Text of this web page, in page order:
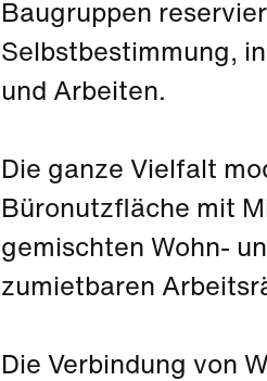
Baugruppen
Selbstbestimmung,
und Arbeiten.
Die ganze Vielfalt
Büronutzfläche mit
gemischten Wohn-
zumietbaren
Die Verbindung von